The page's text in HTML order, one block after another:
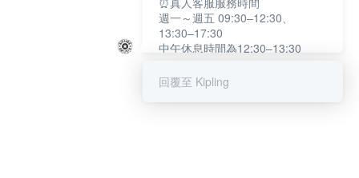
週一～週五 09:30–12:30、
13:30–17:30
中午休息時間為12:30–13:30
提醒您：系統會自動已讀訊息，如
回覆至 Kipling